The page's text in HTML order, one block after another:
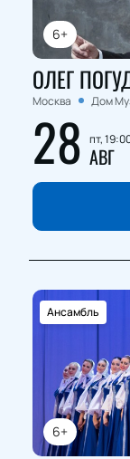
6+
ОЛЕГ
Москва Дом
28 пт,
АВГ
6+
Ансамбль